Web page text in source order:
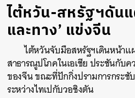
ไต้หวัน-สหรัฐฯดัน
และทาง’ แข่งจีน
ไต้หวันจับมือสหรัฐฯเดินหน้าแ
สาธารณูปโภคในเอเชีย ประชันกับ
ของจีน ขณะที่ปักกิ่งปรามการกระ
ระหว่างไทเปกับวอชิงตัน